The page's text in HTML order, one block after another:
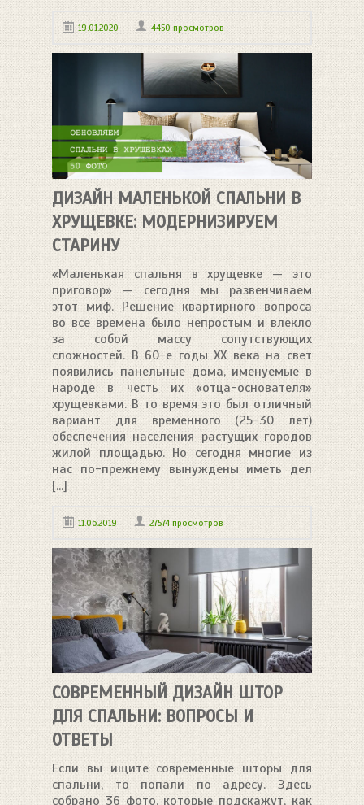
19.01.2020 4450 просмотров
ДИЗАЙН МАЛЕНЬКОЙ СПАЛЬНИ В
ХРУЩЕВКЕ: МОДЕРНИЗИРУЕМ
СТАРИНУ
«Маленькая спальня в хрущевке — это
приговор» — сегодня мы развенчиваем
этот миф. Решение квартирного вопроса
во все времена было непростым и влекло
за собой массу сопутствующих
сложностей. В 60-е годы ХХ века на свет
появились панельные дома, именуемые в
народе в честь их «отца-основателя»
хрущевками. В то время это был отличный
вариант для временного (25-30 лет)
обеспечения населения растущих городов
жилой площадью. Но сегодня многие из
нас по-прежнему вынуждены иметь дел
[...]
11.06.2019 27574 просмотров
СОВРЕМЕННЫЙ ДИЗАЙН ШТОР
ДЛЯ СПАЛЬНИ: ВОПРОСЫ И
ОТВЕТЫ
Если вы ищите современные шторы для
спальни, то попали по адресу. Здесь
собрано 36 фото, которые подскажут, как